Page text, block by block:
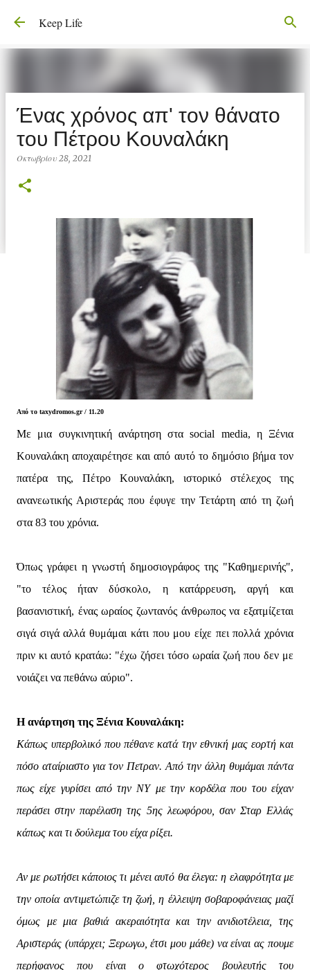
Μετάβαση στο κύριο περιεχόμενο
Keep Life
Ένας χρόνος απ' τον θάνατο
του Πέτρου Κουναλάκη
Οκτωβρίου 28, 2021
Από το taxydromos.gr / 11.20
Με μια συγκινητική ανάρτηση στα social media, η Ξένια
Κουναλάκη αποχαιρέτησε και από αυτό το δημόσιο βήμα τον
πατέρα της, Πέτρο Κουναλάκη, ιστορικό στέλεχος της
ανανεωτικής Αριστεράς που έφυγε την Τετάρτη από τη ζωή
στα 83 του χρόνια.
Όπως γράφει η γνωστή δημοσιογράφος της "Καθημερινής",
"το τέλος ήταν δύσκολο, η κατάρρευση, αργή και
βασανιστική, ένας ωραίος ζωντανός άνθρωπος να εξατμίζεται
σιγά σιγά αλλά θυμάμαι κάτι που μου είχε πει πολλά χρόνια
πριν κι αυτό κρατάω: "έχω ζήσει τόσο ωραία ζωή που δεν με
νοιάζει να πεθάνω αύριο".
Η ανάρτηση της Ξένια Κουναλάκη:
Κάπως υπερβολικό που πέθανε κατά την εθνική μας εορτή και
πόσο αταίριαστο για τον Πετραν. Από την άλλη θυμάμαι πάντα
πως είχε γυρίσει από την ΝΥ με την κορδέλα που του είχαν
περάσει στην παρέλαση της 5ης λεωφόρου, σαν Σταρ Ελλάς
κάπως και τι δούλεμα του είχα ρίξει.
Αν με ρωτήσει κάποιος τι μένει αυτό θα έλεγα: η ελαφρότητα με
την οποία αντιμετώπιζε τη ζωή, η έλλειψη σοβαροφάνειας μαζί
όμως με μια βαθιά ακεραιότητα και την ανιδιοτέλεια, της
Αριστεράς (υπάρχει; Ξερωγω, έτσι μου μάθε) να είναι ας πουμε
περήφανος που είναι ο φτωχότερος βουλευτής του